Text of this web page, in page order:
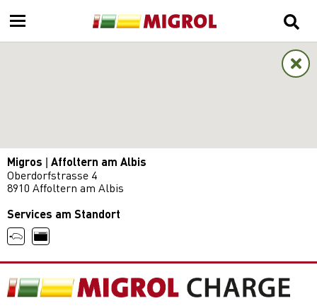
Migros | Affoltern am Albis
Oberdorfstrasse 4
8910 Affoltern am Albis
Services am Standort